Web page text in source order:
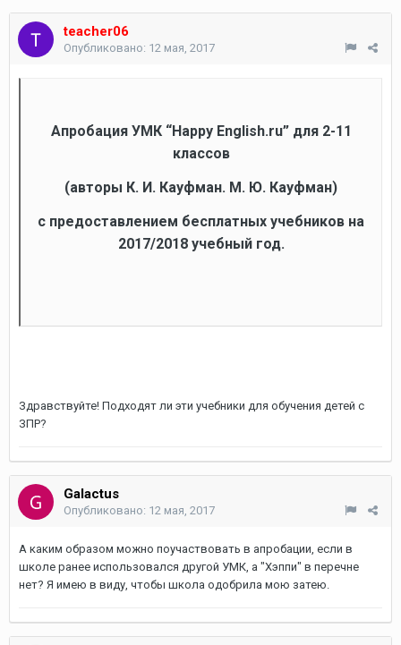
teacher06
Опубликовано: 12 мая, 2017
Апробация УМК “Happy English.ru” для 2-11
классов
(авторы К. И. Кауфман. М. Ю. Кауфман)
с предоставлением бесплатных учебников на
2017/2018 учебный год.
Здравствуйте! Подходят ли эти учебники для обучения детей с
ЗПР?
Galactus
Опубликовано: 12 мая, 2017
А каким образом можно поучаствовать в апробации, если в
школе ранее использовался другой УМК, а "Хэппи" в перечне
нет? Я имею в виду, чтобы школа одобрила мою затею.